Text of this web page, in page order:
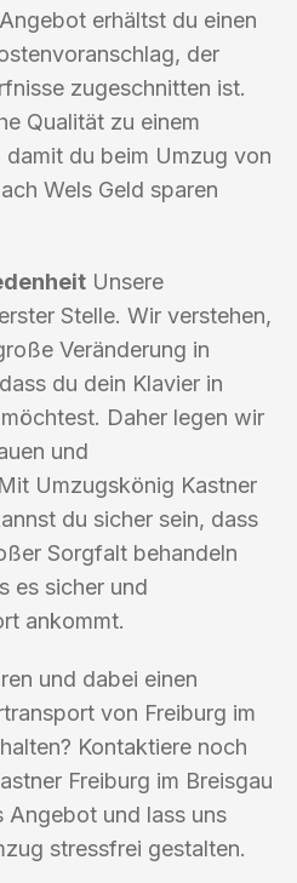
erhältst du einen
der
zugeschnitten ist.
Qualität zu einem
du beim Umzug von
Wels Geld sparen
Unsere
Stelle. Wir verstehen,
Veränderung in
du dein Klavier in
Daher legen wir
und
Umzugskönig Kastner
du sicher sein, dass
Sorgfalt behandeln
es sicher und
ankommt.
und dabei einen
von Freiburg im
Kontaktiere noch
Freiburg im Breisgau
Angebot und lass uns
stressfrei gestalten.